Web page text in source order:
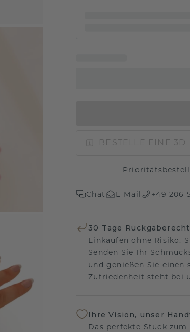
BESTELLE EINE
Chat E-Mail +49 206
30 Tage Rückgaberecht
Einkaufen ohne Risiko.
Senden Sie Ihr
und genießen Sie einen
Zufriedenheit steht bei
Ihre Vision, unser
Das perfekte Stück